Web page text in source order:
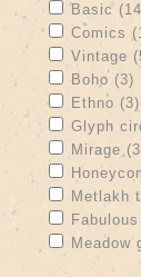
Apply Basic
Basic
ApplyComics
ApplyVintage
Apply Boho
Boho (3)
Apply Ethno
Ethno (3)
ApplyGlyph
ApplyMirage
Apply
ApplyMetlakh
Apply
ApplyMeadow